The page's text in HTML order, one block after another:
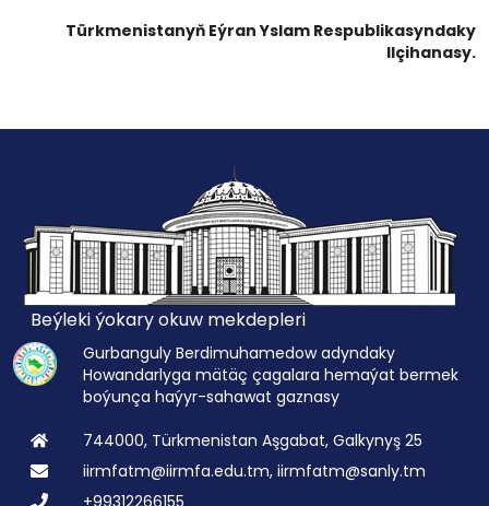
Türkmenistanyň Eýran Yslam Respublikasyndaky
Ilçihanasy.
Beýleki ýokary okuw mekdepleri
Gurbanguly Berdimuhamedow adyndaky
Howandarlyga mätäç çagalara hemaýat bermek
boýunça haýyr-sahawat gaznasy
744000, Türkmenistan Aşgabat, Galkynyş 25
iirmfatm@iirmfa.edu.tm, iirmfatm@sanly.tm